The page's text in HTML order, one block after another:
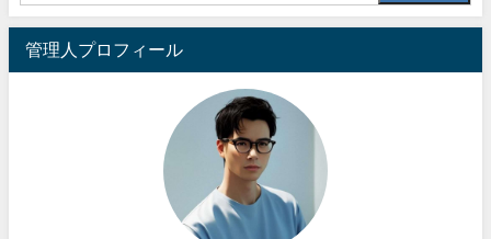
管理人プロフィール